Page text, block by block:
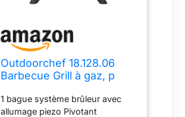
Outdoorchef 18.128.06
Barbecue Grill à gaz, p
43 cm, Noir
1 bague système brûleur avec
allumage piezo Pivotant